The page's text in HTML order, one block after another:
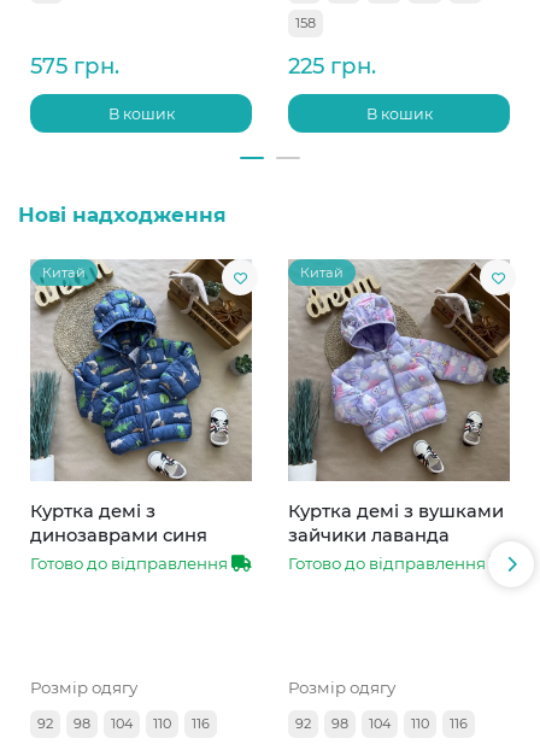
575 грн.
В кошик
158
225 грн.
В кошик
Нові надходження
Китай
Куртка демі з
динозаврами синя
Готово до відправлення
Розмір одягу
92 98 104 110 116
Китай
Куртка демі з вушками
зайчики лаванда
Готово до відправлення
Розмір одягу
92 98 104 110 116